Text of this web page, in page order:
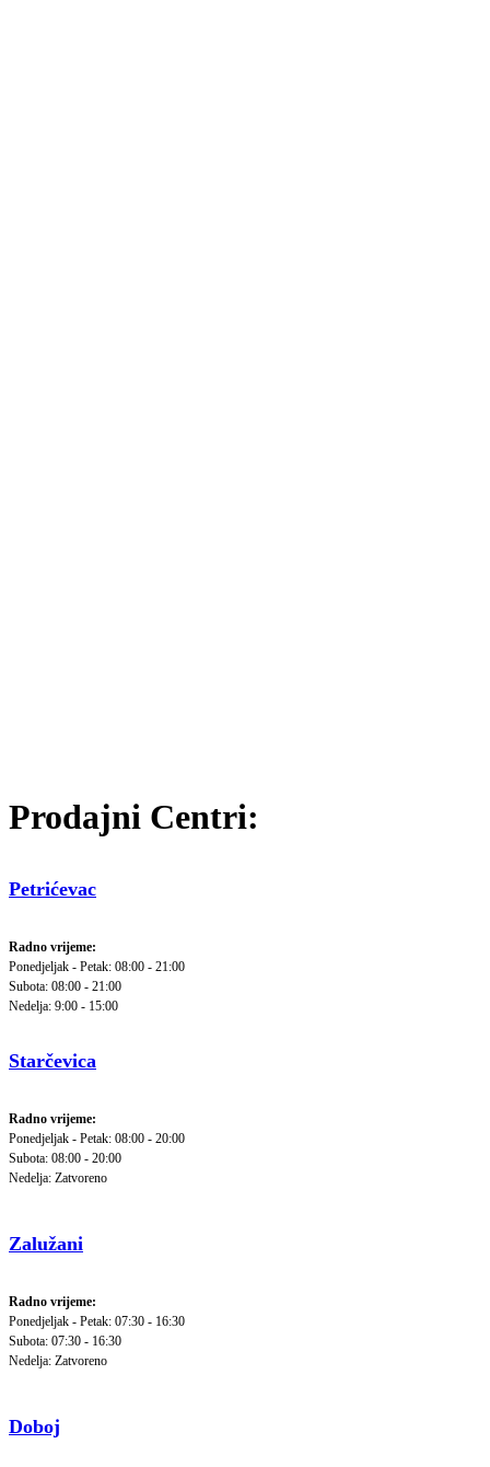
Prodajni Centri:
Petrićevac
Radno vrijeme:
Ponedjeljak - Petak: 08:00 - 21:00
Subota: 08:00 - 21:00
Nedelja: 9:00 - 15:00
Starčevica
Radno vrijeme:
Ponedjeljak - Petak: 08:00 - 20:00
Subota: 08:00 - 20:00
Nedelja: Zatvoreno
Zalužani
Radno vrijeme:
Ponedjeljak - Petak: 07:30 - 16:30
Subota: 07:30 - 16:30
Nedelja: Zatvoreno
Doboj